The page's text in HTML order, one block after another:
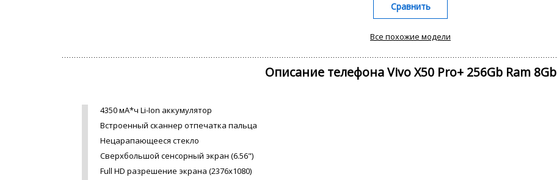
Сравнить
Все похожие модели
Описание телефона Vivo X50 Pro+ 256Gb Ram 8Gb
4350 мА*ч Li-Ion аккумулятор
Встроенный сканнер отпечатка пальца
Нецарапающееся стекло
Сверхбольшой сенсорный экран (6.56")
Full HD разрешение экрана (2376x1080)